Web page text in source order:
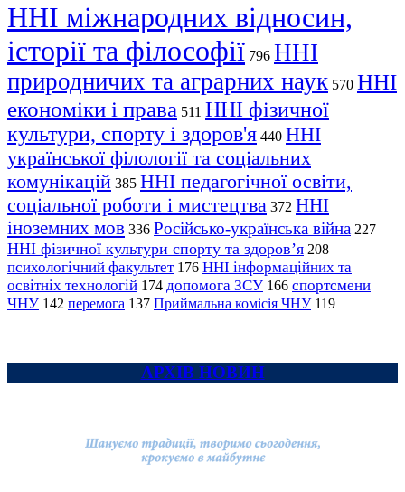
ННІ міжнародних відносин,
історії та філософії 796 ННІ
природничих та аграрних наук 570 ННІ
економіки і права 511 ННІ фізичної
культури, спорту і здоров'я 440 ННІ
української філології та соціальних
комунікацій 385 ННІ педагогічної освіти,
соціальної роботи і мистецтва 372 ННІ
іноземних мов 336 Російсько-українська війна 227
ННІ фізичної культури спорту та здоров’я 208
психологічний факультет 176 ННІ інформаційних та
освітніх технологій 174 допомога ЗСУ 166 спортсмени
ЧНУ 142 перемога 137 Приймальна комісія ЧНУ 119
АРХІВ НОВИН